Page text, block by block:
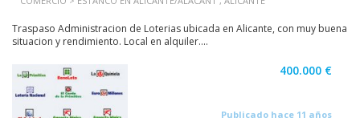
Traspaso Administracion de Loterias ubicada en Alicante, con muy buena
situacion y rendimiento. Local en alquiler....
400.000 €
Publicado hace 11 años